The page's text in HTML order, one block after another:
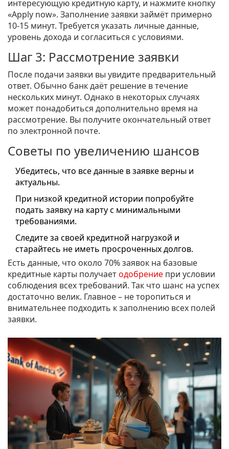
интересующую кредитную карту, и нажмите кнопку
«Apply now». Заполнение заявки займёт примерно
10-15 минут. Требуется указать личные данные,
уровень дохода и согласиться с условиями.
Шаг 3: Рассмотрение заявки
После подачи заявки вы увидите предварительный
ответ. Обычно банк даёт решение в течение
нескольких минут. Однако в некоторых случаях
может понадобиться дополнительно время на
рассмотрение. Вы получите окончательный ответ
по электронной почте.
Советы по увеличению шансов
Убедитесь, что все данные в заявке верны и
актуальны.
При низкой кредитной истории попробуйте
подать заявку на карту с минимальными
требованиями.
Следите за своей кредитной нагрузкой и
старайтесь не иметь просроченных долгов.
Есть данные, что около 70% заявок на базовые
кредитные карты получаетодобрение при условии
соблюдения всех требований. Так что шанс на успех
достаточно велик. Главное – не торопиться и
внимательнее подходить к заполнению всех полей
заявки.